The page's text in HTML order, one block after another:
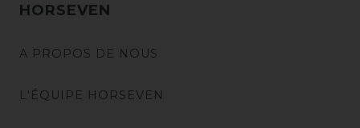
HORSEVEN
A PROPOS DE NOUS
L'ÉQUIPE HORSEVEN